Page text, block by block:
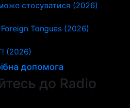
стосуватися (2026)
Tongues (2026)
(2026)
допомога
до Radio